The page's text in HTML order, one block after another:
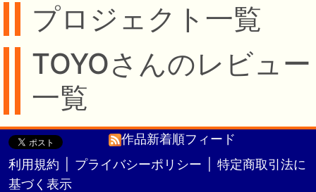
プロジェクト一覧
TOYOさんのレビュー
一覧
作品新着順フィード
利用規約
プライバシーポリシー
特定商取引法に
基づく表示